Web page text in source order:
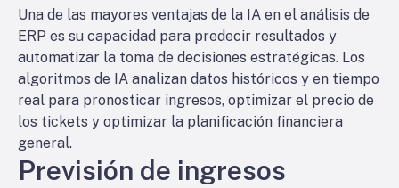
Una de las mayores ventajas de la IA en el análisis de
ERP es su capacidad para predecir resultados y
automatizar la toma de decisiones estratégicas. Los
algoritmos de IA analizan datos históricos y en tiempo
real para pronosticar ingresos, optimizar el precio de
los tickets y optimizar la planificación financiera
general.
Previsión de ingresos